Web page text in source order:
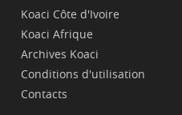
Koaci Côte d'Ivoire
Koaci Afrique
Archives Koaci
Conditions d'utilisation
Contacts